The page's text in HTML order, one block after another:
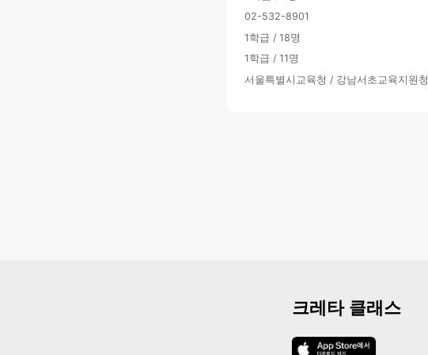
02-532-8901
1학급 / 18명
1학급 / 11명
서울특별시교육청 / 강남서초교육지원청
크레타 클래스